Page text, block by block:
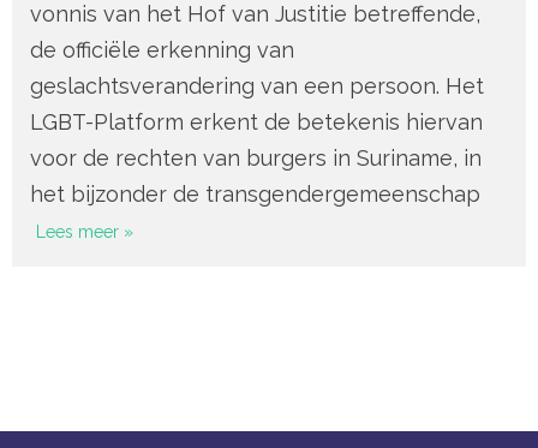
vonnis van het Hof van Justitie betreffende,
de officiële erkenning van
geslachtsverandering van een persoon. Het
LGBT-Platform erkent de betekenis hiervan
voor de rechten van burgers in Suriname, in
het bijzonder de transgendergemeenschap
Lees meer »